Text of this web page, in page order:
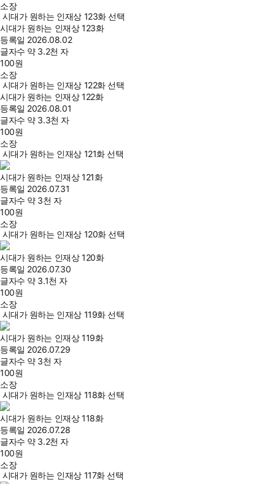
소장
시대가 원하는 인재상 123화 선택
시대가 원하는 인재상 123화
등록일 2026.08.02
글자수 약 3.2천 자
100원
소장
시대가 원하는 인재상 122화 선택
시대가 원하는 인재상 122화
등록일 2026.08.01
글자수 약 3.3천 자
100원
소장
시대가 원하는 인재상 121화 선택
시대가 원하는 인재상 121화
등록일 2026.07.31
글자수 약 3천 자
100원
소장
시대가 원하는 인재상 120화 선택
시대가 원하는 인재상 120화
등록일 2026.07.30
글자수 약 3.1천 자
100원
소장
시대가 원하는 인재상 119화 선택
시대가 원하는 인재상 119화
등록일 2026.07.29
글자수 약 3천 자
100원
소장
시대가 원하는 인재상 118화 선택
시대가 원하는 인재상 118화
등록일 2026.07.28
글자수 약 3.2천 자
100원
소장
시대가 원하는 인재상 117화 선택